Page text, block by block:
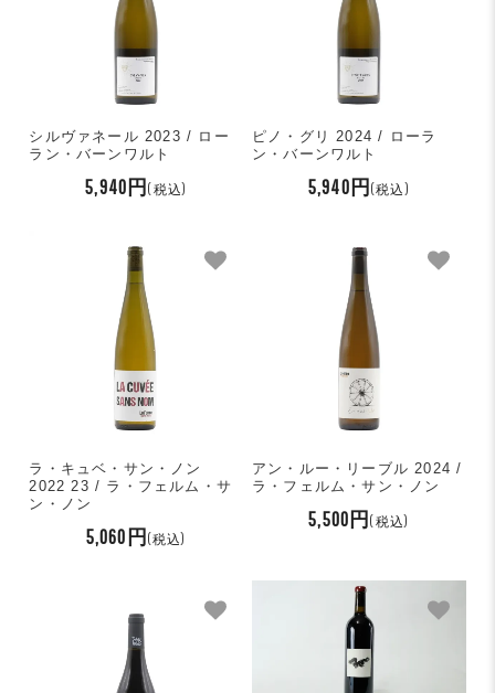
シルヴァネール 2023 / ロー
ラン・バーンワルト
5,940円(税込)
ピノ・グリ 2024 / ローラ
ン・バーンワルト
5,940円 (税込)
ラ・キュベ・サン・ノン
2022 23 / ラ・フェルム・サ
ン・ノン
5,060円 (税込)
アン・ルー・リーブル 2024 /
ラ・フェルム・サン・ノン
5,500円(税込)